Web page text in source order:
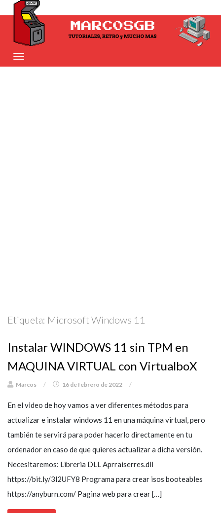
Etiqueta: Microsoft Windows 11
Instalar WINDOWS 11 sin TPM en
MAQUINA VIRTUAL con VirtualboX
Marcos / 16 de febrero de 2022 /
En el video de hoy vamos a ver diferentes métodos para
actualizar e instalar windows 11 en una máquina virtual, pero
también te servirá para poder hacerlo directamente en tu
ordenador en caso de que quieres actualizar a dicha versión.
Necesitaremos: Libreria DLL Aprraiserres.dll
https://bit.ly/3l2UFY8 Programa para crear isos booteables
https://anyburn.com/ Pagina web para crear […]